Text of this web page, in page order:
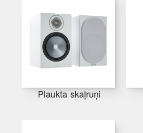
Plaukta skaļruņi